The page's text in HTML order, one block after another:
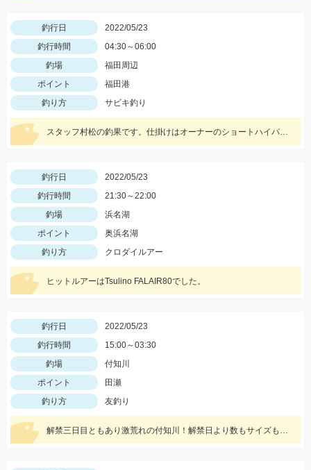
釣行日
2022/05/23
釣行時間
04:30～06:00
釣場
福田周辺
ポイント
福田港
釣り方
サビキ釣り
スタッフ村松の釣果です。仕掛けはオーナーのショートハイパーパニック4号を使用し、にアミエビを付けて釣りました。
釣行日
2022/05/23
釣行時間
21:30～22:00
釣場
浜名湖
ポイント
奥浜名湖
釣り方
クロダイルアー
ヒットルアーはTsulino FALAIR80でした。
釣行日
2022/05/23
釣行時間
15:00～03:30
釣場
付知川
ポイント
田瀬
釣り方
友釣り
解禁三日目ともあり激荒れの付知川！解禁日より数もサイズも落ちてますが丁寧に探れば釣れます。四日目も頑張ります！